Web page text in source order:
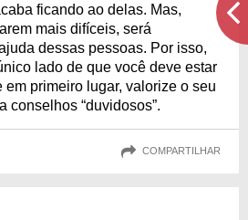
ficando ao delas. Mas,
mais difíceis, será
dessas pessoas. Por isso,
lado de que você deve estar
primeiro lugar, valorize o seu
conselhos “duvidosos”.
COMPARTILHAR